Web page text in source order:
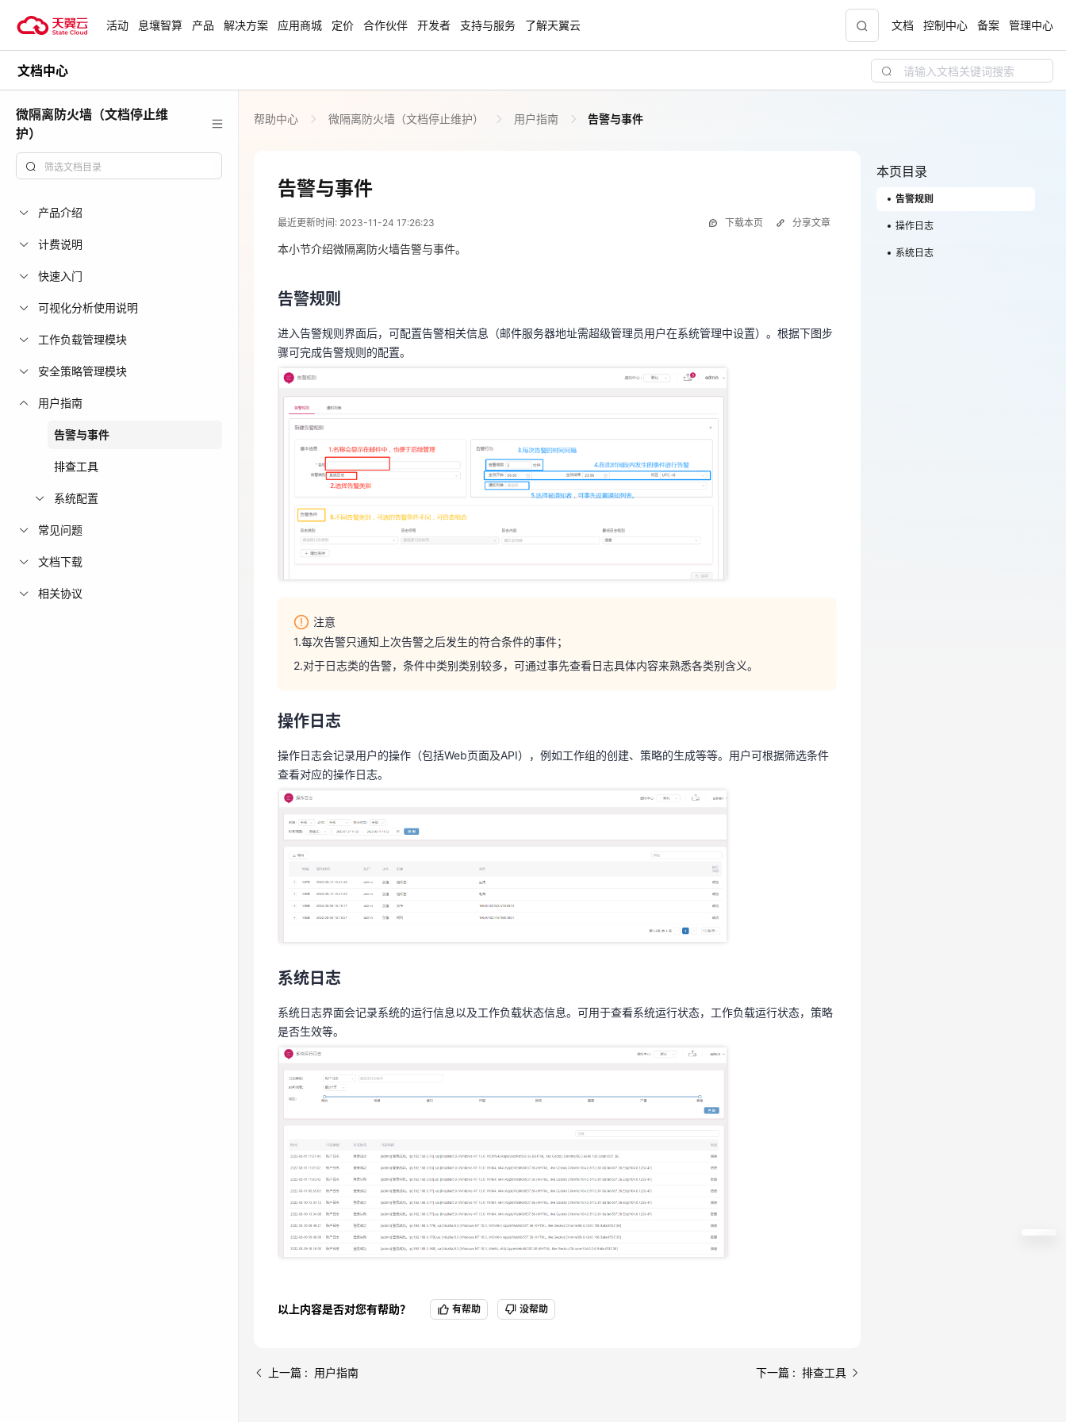
试用，产品折扣等，助您降本增
查看全部活动
安全隔离版OpenClaw NEW 聚力AI赋能 天翼云大模型专项
企业出海解决方案
助力您的业务扬帆出海，通达全球！
“一云多芯、一云多态”,国产化软件全面适配，
国家云助力中小企业腾飞，高额上云补贴重磅
爆款云主机全场特惠，2核4G只要1.8折起！
免费活动
免费试用中心 HOT 天翼云用户体验官 NEW
活动 息壤智算 产品 解决方案 应用商城 定价 合作伙伴 开发者 支持与服务 了解天翼云 文档 控制中心 备案 管理中心
文档中心
微隔离防火墙（文档停止维
护）
产品介绍
计费说明
快速入门
可视化分析使用说明
工作负载管理模块
安全策略管理模块
用户指南
告警与事件
排查工具
系统配置
常见问题
文档下载
相关协议
帮助中心 微隔离防火墙（文档停止维护） 用户指南 告警与事件
告警与事件
最近更新时间: 2023-11-24 17:26:23 下载本页
2023-11-24 09:26:23
告警规则
骤可完成告警规则的配置。
1.每次告警只通知上次告警之后发生的符合条件的事件；
2.对于日志类的告警，条件中类别类别较多，可通过事先查看日志具体内容来熟悉各类别含义。
操作日志
操作日志会记录用户的操作（包括Web页面及API），例如工作组的创建、策略的生成等等。用户可根据筛选条件
查看对应的操作日志。
系统日志
系统日志界面会记录系统的运行信息以及工作负载状态信息。可用于查看系统运行状态，工作负载运行状态，策略
是否生效等。
分享文章
本小节介绍微隔离防火墙告警与事件。
告警规则
进入告警规则界面后，可配置告警相关信息（邮件服务器地址需超级管理员用户在系统管理中设置）。根据下图步
骤可完成告警规则的配置。
注意
1.每次告警只通知上次告警之后发生的符合条件的事件；
2.对于日志类的告警，条件中类别类别较多，可通过事先查看日志具体内容来熟悉各类别含义。
操作日志
操作日志会记录用户的操作（包括Web页面及API），例如工作组的创建、策略的生成等等。用户可根据筛选条件
查看对应的操作日志。
系统日志
系统日志界面会记录系统的运行信息以及工作负载状态信息。可用于查看系统运行状态，工作负载运行状态，策略
是否生效等。
以上内容是否对您有帮助？ 有帮助 没帮助
上一篇 : 用户指南 下一篇 : 排查工具
本页目录
告警规则
操作日志
系统日志